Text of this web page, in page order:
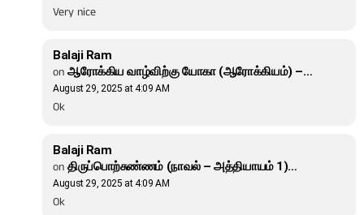
Very nice
Balaji Ram
on ஆரோக்கிய வாழ்விற்கு யோகா (ஆரோக்கியம்) –…
August 29, 2025 at 4:09 AM
Ok
Balaji Ram
on திருப்பொற்சுண்ணம் (நாவல் – அத்தியாயம் 1)…
August 29, 2025 at 4:09 AM
Ok